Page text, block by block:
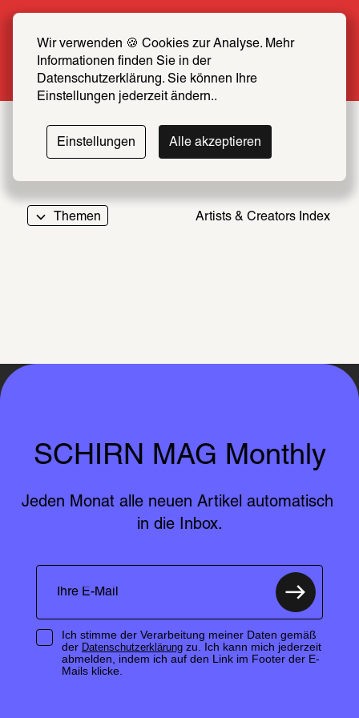
Wir verwenden 🍪 Cookies zur Analyse. Mehr
Informationen finden Sie in der
Datenschutzerklärung. Sie können Ihre
Einstellungen jederzeit ändern..
Einstellungen Alle akzeptieren
SCHIRN FREUND*IN werden
Mehr erfahren
Themen Artists & Creators Index
SCHIRN MAG Monthly
Jeden Monat alle neuen Artikel automatisch
in die Inbox.
Ich stimme der Verarbeitung meiner Daten gemäß
der Datenschutzerklärungzu. Ich kann mich jederzeit
abmelden, indem ich auf den Link im Footer der E-
Mails klicke.